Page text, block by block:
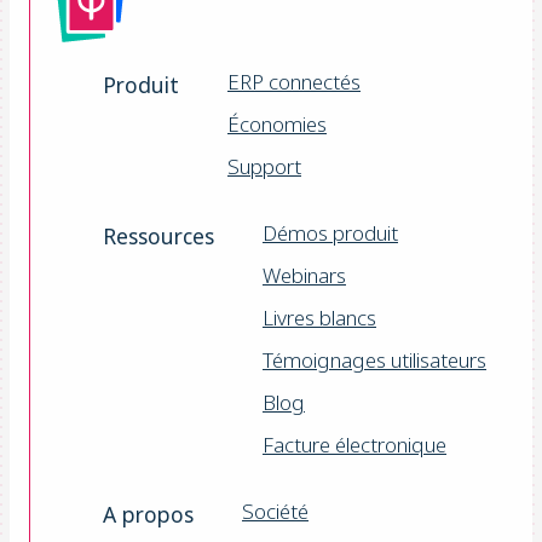
Produit
ERP connectés
Économies
Support
Ressources
Démos produit
Webinars
Livres blancs
Témoignages utilisateurs
Blog
Facture électronique
A propos
Société